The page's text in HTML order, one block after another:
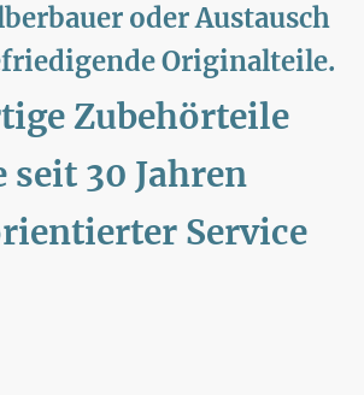
oder Austausch
Originalteile.
Zubehörteile
seit 30 Jahren
Service